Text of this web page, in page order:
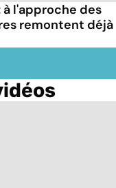
l'approche des
remontent déjà